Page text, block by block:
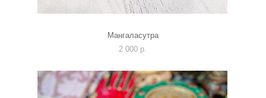
Мангаласутра
2 000 p.